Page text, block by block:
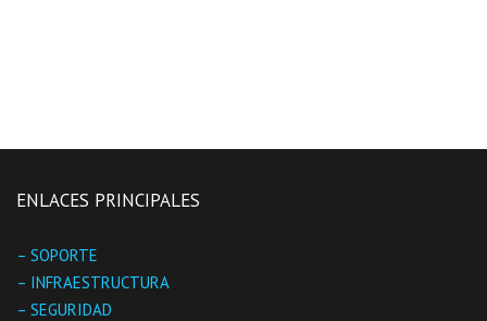
ENLACES PRINCIPALES
– SOPORTE
– INFRAESTRUCTURA
– SEGURIDAD